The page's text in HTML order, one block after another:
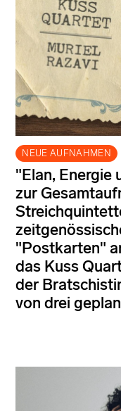
NEUE AUFNAHMEN
"Elan, Energie
zur
"Postkarten"
das Kuss
der
von drei